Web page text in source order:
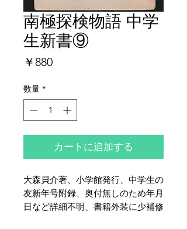
南極探検物語 中学
生新書⑨
￥880価
数量 *
カートに追加する
大森貝介著、小学館発行、中学生の
友新年号附録、奥付無しのため年月
日など詳細不明、書籍外装に少補修